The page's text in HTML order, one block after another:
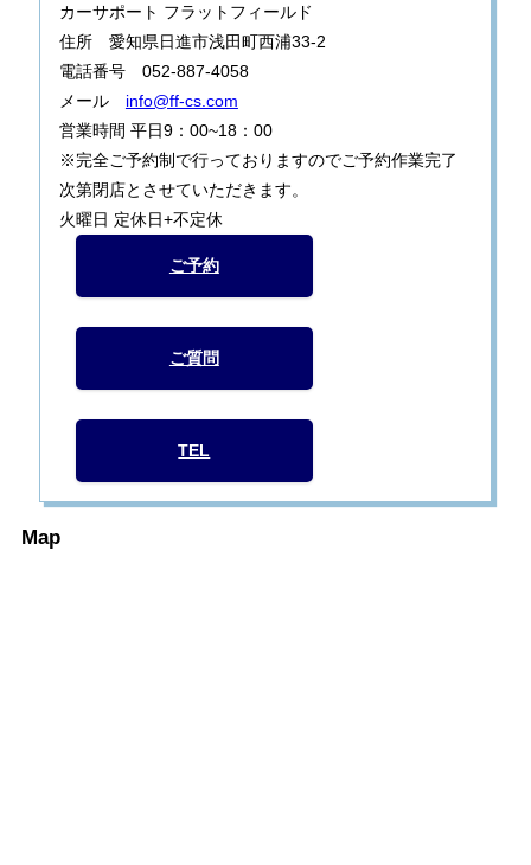
カーサポート フラットフィールド
住所 愛知県日進市浅田町西浦33-2
電話番号 052-887-4058
メール info@ff-cs.com
営業時間 平日9：00~18：00
※完全ご予約制で行っておりますのでご予約作業完了
次第閉店とさせていただきます。
火曜日 定休日+不定休
ご予約
ご質問
TEL
Map